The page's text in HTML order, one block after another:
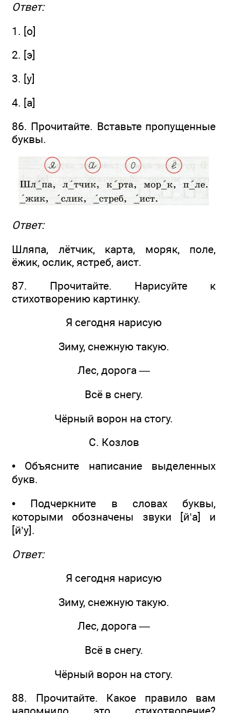
Ответ:
1. [o]
2. [э]
3. [у]
4. [а]
86. Прочитайте. Вставьте пропущенные
буквы.
Ответ:
Шляпа, лётчик, карта, моряк, поле,
ёжик, ослик, ястреб, аист.
87. Прочитайте. Нарисуйте к
стихотворению картинку.
Я сегодня нарисую
Зиму, снежную такую.
Лес, дорога —
Всё в снегу.
Чёрный ворон на стогу.
С. Козлов
• Объясните написание выделенных
букв.
• Подчеркните в словах буквы,
которыми обозначены звуки [й’а] и
[й’у].
Ответ:
Я сегодня нарисую
Зиму, снежную такую.
Лес, дорога —
Всё в снегу.
Чёрный ворон на стогу.
88. Прочитайте. Какое правило вам